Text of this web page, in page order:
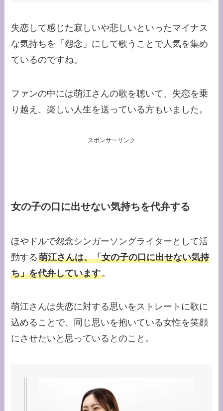
失恋して感じた寂しいや悲しいといったマイナス
な気持ちを「怨念」にして歌うことで人気を集め
ているのですね。
ファンの中には萌江さんの歌を聴いて、失恋を乗
り越え、楽しい人生を送っている方もいました。
スポンサーリンク
女の子の口に出せない気持ちを代弁する
ほやドルで怨念シンガーソングライターとして活
動する萌江さんは、「女の子の口に出せない気持
ち」を代弁しています。
萌江さんは失恋に対する思いをストレートに歌に
込めることで、同じ思いを抱いている女性を笑顔
にさせたいと思っているとのこと。